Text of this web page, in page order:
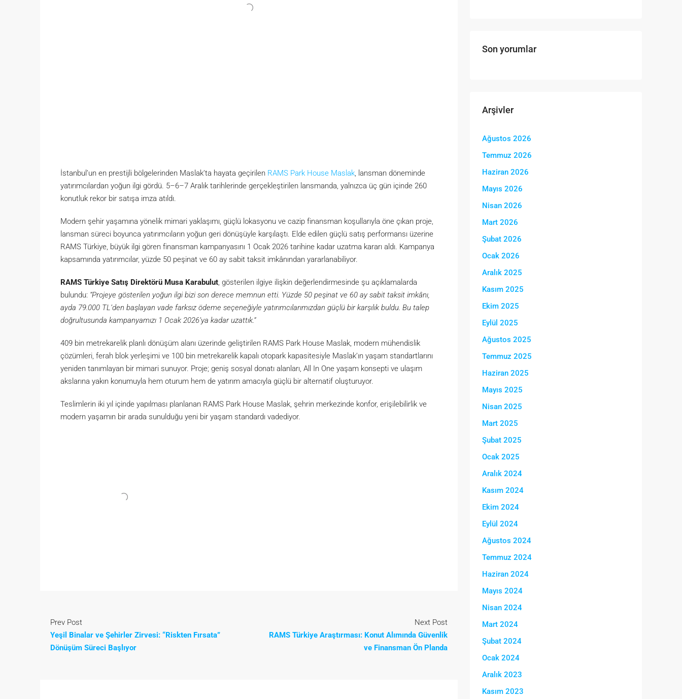
İstanbul’un en prestijli bölgelerinden Maslak’ta hayata geçirilen RAMS Park House Maslak, lansman döneminde
yatırımcılardan yoğun ilgi gördü. 5–6–7 Aralık tarihlerinde gerçekleştirilen lansmanda, yalnızca üç gün içinde 260
konutluk rekor bir satışa imza atıldı.
Modern şehir yaşamına yönelik mimari yaklaşımı, güçlü lokasyonu ve cazip finansman koşullarıyla öne çıkan proje,
lansman süreci boyunca yatırımcıların yoğun geri dönüşüyle karşılaştı. Elde edilen güçlü satış performansı üzerine
RAMS Türkiye, büyük ilgi gören finansman kampanyasını 1 Ocak 2026 tarihine kadar uzatma kararı aldı. Kampanya
kapsamında yatırımcılar, yüzde 50 peşinat ve 60 ay sabit taksit imkânından yararlanabiliyor.
RAMS Türkiye Satış Direktörü Musa Karabulut, gösterilen ilgiye ilişkin değerlendirmesinde şu açıklamalarda
bulundu: “Projeye gösterilen yoğun ilgi bizi son derece memnun etti. Yüzde 50 peşinat ve 60 ay sabit taksit imkânı,
ayda 79.000 TL’den başlayan vade farksız ödeme seçeneğiyle yatırımcılarımızdan güçlü bir karşılık buldu. Bu talep
doğrultusunda kampanyamızı 1 Ocak 2026’ya kadar uzattık.”
409 bin metrekarelik planlı dönüşüm alanı üzerinde geliştirilen RAMS Park House Maslak, modern mühendislik
çözümleri, ferah blok yerleşimi ve 100 bin metrekarelik kapalı otopark kapasitesiyle Maslak’ın yaşam standartlarını
yeniden tanımlayan bir mimari sunuyor. Proje; geniş sosyal donatı alanları, All In One yaşam konsepti ve ulaşım
akslarına yakın konumuyla hem oturum hem de yatırım amacıyla güçlü bir alternatif oluşturuyor.
Teslimlerin iki yıl içinde yapılması planlanan RAMS Park House Maslak, şehrin merkezinde konfor, erişilebilirlik ve
modern yaşamın bir arada sunulduğu yeni bir yaşam standardı vadediyor.
Prev Post
Yeşil Binalar ve Şehirler Zirvesi: “Riskten Fırsata”
Dönüşüm Süreci Başlıyor
Next Post
RAMS Türkiye Araştırması: Konut Alımında Güvenlik
ve Finansman Ön Planda
Son yorumlar
Arşivler
Ağustos 2026
Temmuz 2026
Haziran 2026
Mayıs 2026
Nisan 2026
Mart 2026
Şubat 2026
Ocak 2026
Aralık 2025
Kasım 2025
Ekim 2025
Eylül 2025
Ağustos 2025
Temmuz 2025
Haziran 2025
Mayıs 2025
Nisan 2025
Mart 2025
Şubat 2025
Ocak 2025
Aralık 2024
Kasım 2024
Ekim 2024
Eylül 2024
Ağustos 2024
Temmuz 2024
Haziran 2024
Mayıs 2024
Nisan 2024
Mart 2024
Şubat 2024
Ocak 2024
Aralık 2023
Kasım 2023